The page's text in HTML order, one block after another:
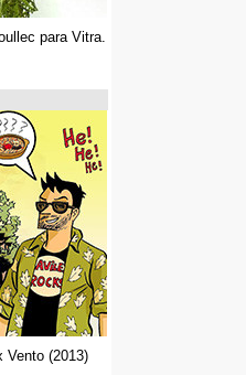
para Vitra.
Vento (2013)